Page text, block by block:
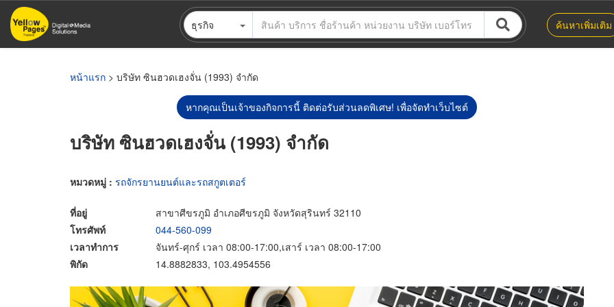
ข้าม
ไป
ธุรกิจ ค้นหาเพิ่มเติม
หน้าแรก > บริษัท ซินฮวดเฮงจั่น (1993) จำกัด
หากคุณเป็นเจ้าของกิจการนี้ ติดต่อรับส่วนลดพิเศษ! เพื่อจัดทำเว็บไซต์
บริษัท ซินฮวดเฮงจั่น (1993) จำกัด
หมวดหมู่ : รถจักรยานยนต์และรถสกูตเตอร์
ที่อยู่
สาขาศีขรภูมิ อำเภอศีขรภูมิ จังหวัดสุรินทร์ 32110
โทรศัพท์
044-560-099
เวลาทำการ
จันทร์-ศุกร์ เวลา 08:00-17:00,เสาร์ เวลา 08:00-17:00
พิกัด
14.8882833, 103.4954556